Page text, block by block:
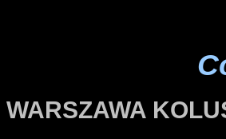
WARSZAWA